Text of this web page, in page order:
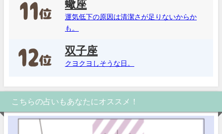
蠍座
運気低下の原因は清潔さが足りないからか
も。
双子座
クヨクヨしそうな日。
こちらの占いもあなたにオススメ！